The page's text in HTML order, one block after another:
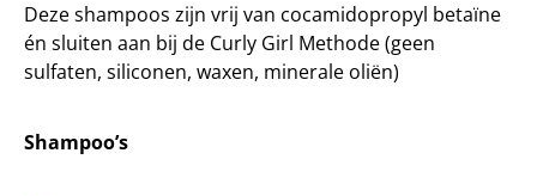
Deze shampoos zijn vrij van cocamidopropyl betaïne
én sluiten aan bij de Curly Girl Methode (geen
sulfaten, siliconen, waxen, minerale oliën)
Shampoo’s